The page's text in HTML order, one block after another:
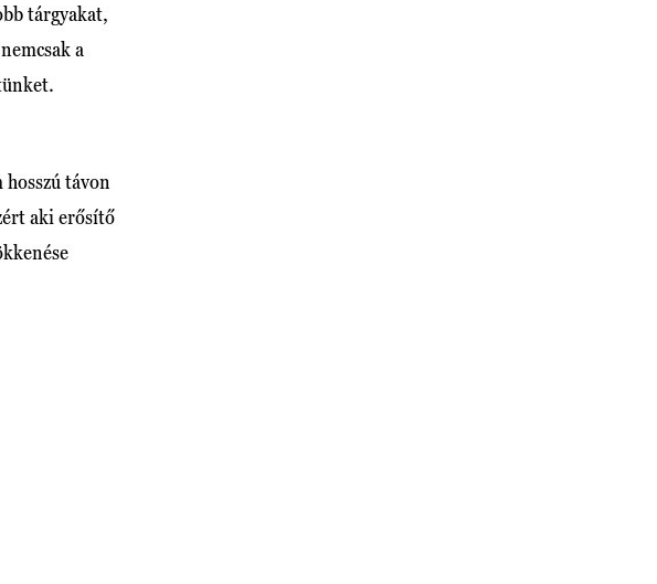
tárgyakat,
a
hosszú távon
aki erősítő